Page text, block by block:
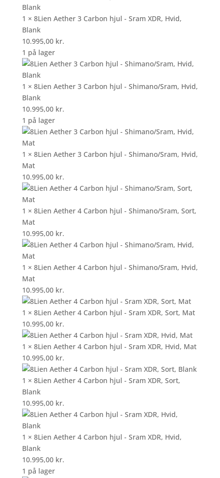
1 × 8Lien Aether 3 Carbon hjul - Sram XDR, Hvid,
Blank
10.995,00 kr.
1 på lager
1 × 8Lien Aether 3 Carbon hjul - Shimano/Sram, Hvid,
Blank
10.995,00 kr.
1 på lager
1 × 8Lien Aether 3 Carbon hjul - Shimano/Sram, Hvid,
Mat
10.995,00 kr.
1 × 8Lien Aether 4 Carbon hjul - Shimano/Sram, Sort,
Mat
10.995,00 kr.
1 × 8Lien Aether 4 Carbon hjul - Shimano/Sram, Hvid,
Mat
10.995,00 kr.
1 × 8Lien Aether 4 Carbon hjul - Sram XDR, Sort, Mat
10.995,00 kr.
1 × 8Lien Aether 4 Carbon hjul - Sram XDR, Hvid, Mat
10.995,00 kr.
1 × 8Lien Aether 4 Carbon hjul - Sram XDR, Sort,
Blank
10.995,00 kr.
1 × 8Lien Aether 4 Carbon hjul - Sram XDR, Hvid,
Blank
10.995,00 kr.
1 på lager